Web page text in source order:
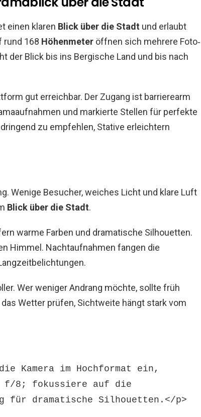
einen klaren Blick über die Stadt und erlaubt
rund 168 Höhenmeter öffnen sich mehrere Foto‑
der Blick bis ins Bergische Land und bis nach
gut erreichbar. Der Zugang ist barrierearm
und markierte Stellen für perfekte
zu empfehlen, Stative erleichtern
Wenige Besucher, weiches Licht und klare Luft
Blick über die Stadt.
warme Farben und dramatische Silhouetten.
Himmel. Nachtaufnahmen fangen die
Wer weniger Andrang möchte, sollte früh
Wetter prüfen, Sichtweite hängt stark vom
Kamera im Hochformat ein,
f/8; fokussiere auf die
für dramatische Silhouetten.</p>